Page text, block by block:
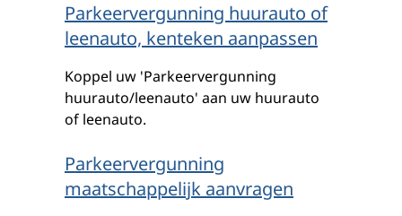
Parkeervergunning huurauto of
leenauto, kenteken aanpassen
Koppel uw 'Parkeervergunning
huurauto/leenauto' aan uw huurauto
of leenauto.
Parkeervergunning
maatschappelijk aanvragen